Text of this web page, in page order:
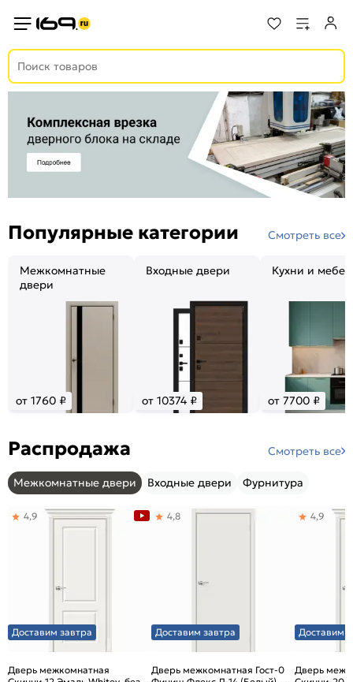
Популярные категории Смотреть все
Межкомнатные
двери
от 1760 ₽
Входные двери
от 10374 ₽
Кухни и
от 7700 ₽
Распродажа Смотреть все
Межкомнатные двери Входные двери Фурнитура
Доставим завтра
Дверь межкомнатная
4,9
Доставим завтра
Дверь межкомнатная Гост-0
4,8
Доставим
Дверь
4,9